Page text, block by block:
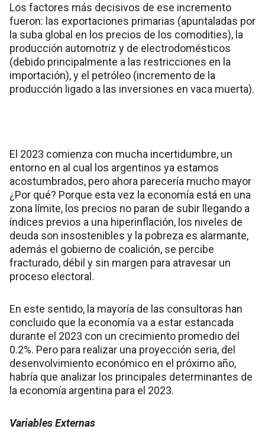
Los factores más decisivos de ese incremento
fueron: las exportaciones primarias (apuntaladas por
la suba global en los precios de los comodities), la
producción automotriz y de electrodomésticos
(debido principalmente a las restricciones en la
importación), y el petróleo (incremento de la
producción ligado a las inversiones en vaca muerta).
El 2023 comienza con mucha incertidumbre, un
entorno en al cual los argentinos ya estamos
acostumbrados, pero ahora parecería mucho mayor
¿Por qué? Porque esta vez la economía está en una
zona límite, los precios no paran de subir llegando a
índices previos a una hiperinflación, los niveles de
deuda son insostenibles y la pobreza es alarmante,
además el gobierno de coalición, se percibe
fracturado, débil y sin margen para atravesar un
proceso electoral.
En este sentido, la mayoría de las consultoras han
concluido que la economía va a estar estancada
durante el 2023 con un crecimiento promedio del
0.2%. Pero para realizar una proyección seria, del
desenvolvimiento económico en el próximo año,
habría que analizar los principales determinantes de
la economía argentina para el 2023.
Variables Externas